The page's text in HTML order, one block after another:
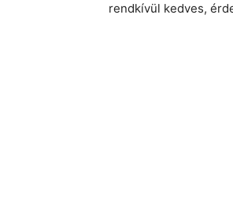
rendkívül kedves,